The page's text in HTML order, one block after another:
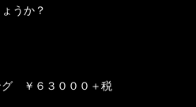
うか？
グ ￥６３０００＋税